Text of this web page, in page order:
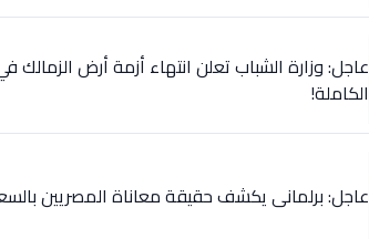
عاجل: وزارة الشباب تعلن انتهاء أزمة أرض الزمالك
الكاملة!
عاجل: برلماني يكشف حقيقة معاناة المصريين